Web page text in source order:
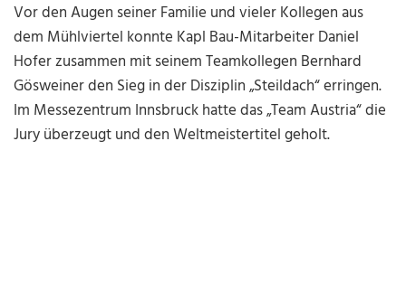
Vor den Augen seiner Familie und vieler Kollegen aus
dem Mühlviertel konnte Kapl Bau-Mitarbeiter Daniel
Hofer zusammen mit seinem Teamkollegen Bernhard
Gösweiner den Sieg in der Disziplin „Steildach“ erringen.
Im Messezentrum Innsbruck hatte das „Team Austria“ die
Jury überzeugt und den Weltmeistertitel geholt.